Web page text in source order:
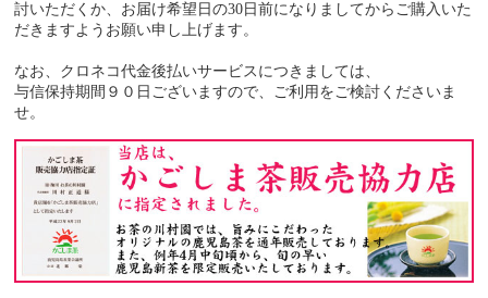
討いただくか、お届け希望日の30日前になりましてからご購入いた
だきますようお願い申し上げます。
なお、クロネコ代金後払いサービスにつきましては、
与信保持期間９０日ございますので、ご利用をご検討くださいま
せ。